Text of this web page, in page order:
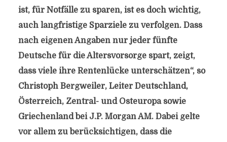
ist, für Notfälle zu sparen, ist es doch wichtig,
auch langfristige Sparziele zu verfolgen. Dass
nach eigenen Angaben nur jeder fünfte
Deutsche für die Altersvorsorge spart, zeigt,
dass viele ihre Rentenlücke unterschätzen“, so
Christoph Bergweiler, Leiter Deutschland,
Österreich, Zentral- und Osteuropa sowie
Griechenland bei J.P. Morgan AM. Dabei gelte
vor allem zu berücksichtigen, dass die